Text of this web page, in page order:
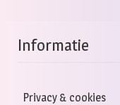
Informatie
Privacy & cookies